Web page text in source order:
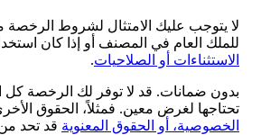
لا يتوجب عليك الامتثال لشروط الرخصة
للملك العام في المصنف أو إذا كان
الاستثناءات أو الصلاحيات.
بدون ضمانات. قد لا توفر لك الرخصة كل
تحتاجها لغرض معين. فمثلاً، الحقوق
الخصوصية، أو الحقوق المعنوية قد تحد